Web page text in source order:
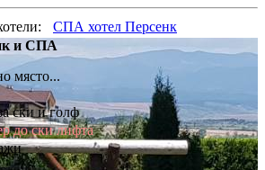
СПА хотел Персенк
и СПА
място...
ски и голф
до ски лифта